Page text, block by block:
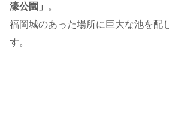
濠公園」
。
福岡城のあった場所に巨大な池を配
す。